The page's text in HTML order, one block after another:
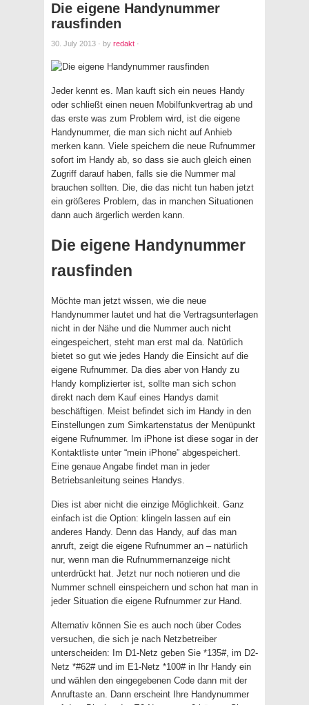
Die eigene Handynummer
rausfinden
30. July 2013 · by redakt ·
Jeder kennt es. Man kauft sich ein neues Handy
oder schließt einen neuen Mobilfunkvertrag ab und
das erste was zum Problem wird, ist die eigene
Handynummer, die man sich nicht auf Anhieb
merken kann. Viele speichern die neue Rufnummer
sofort im Handy ab, so dass sie auch gleich einen
Zugriff darauf haben, falls sie die Nummer mal
brauchen sollten. Die, die das nicht tun haben jetzt
ein größeres Problem, das in manchen Situationen
dann auch ärgerlich werden kann.
Die eigene Handynummer
rausfinden
Möchte man jetzt wissen, wie die neue
Handynummer lautet und hat die Vertragsunterlagen
nicht in der Nähe und die Nummer auch nicht
eingespeichert, steht man erst mal da. Natürlich
bietet so gut wie jedes Handy die Einsicht auf die
eigene Rufnummer. Da dies aber von Handy zu
Handy komplizierter ist, sollte man sich schon
direkt nach dem Kauf eines Handys damit
beschäftigen. Meist befindet sich im Handy in den
Einstellungen zum Simkartenstatus der Menüpunkt
eigene Rufnummer. Im iPhone ist diese sogar in der
Kontaktliste unter “mein iPhone” abgespeichert.
Eine genaue Angabe findet man in jeder
Betriebsanleitung seines Handys.
Dies ist aber nicht die einzige Möglichkeit. Ganz
einfach ist die Option: klingeln lassen auf ein
anderes Handy. Denn das Handy, auf das man
anruft, zeigt die eigene Rufnummer an – natürlich
nur, wenn man die Rufnummernanzeige nicht
unterdrückt hat. Jetzt nur noch notieren und die
Nummer schnell einspeichern und schon hat man in
jeder Situation die eigene Rufnummer zur Hand.
Alternativ können Sie es auch noch über Codes
versuchen, die sich je nach Netzbetreiber
unterscheiden: Im D1-Netz geben Sie *135#, im D2-
Netz *#62# und im E1-Netz *100# in Ihr Handy ein
und wählen den eingegebenen Code dann mit der
Anruftaste an. Dann erscheint Ihre Handynummer